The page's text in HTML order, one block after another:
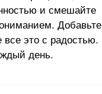
и смешайте
Добавьте
это с радостью.
день.